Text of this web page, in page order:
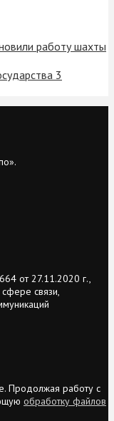
работу шахты
3
от 27.11.2020 г.,
связи,
Продолжая работу с
обработку файлов